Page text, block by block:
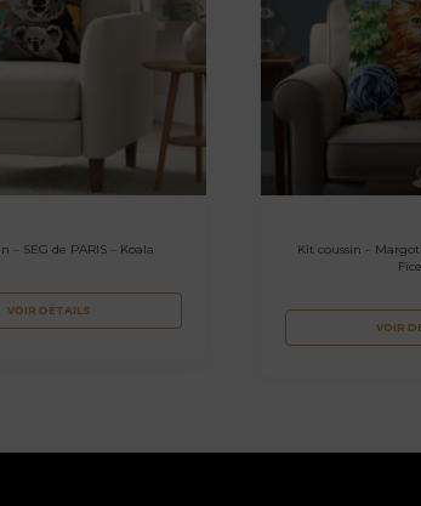
– SEG de PARIS – Koala
VOIR DÉTAILS
Kit coussin –
VOIR